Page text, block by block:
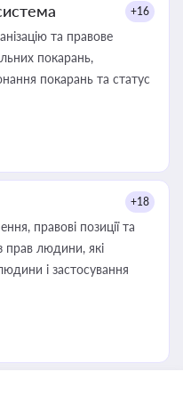
+16
та правове
покарань,
покарань та статус
+18
правові позиції та
прав людини, які
і застосування